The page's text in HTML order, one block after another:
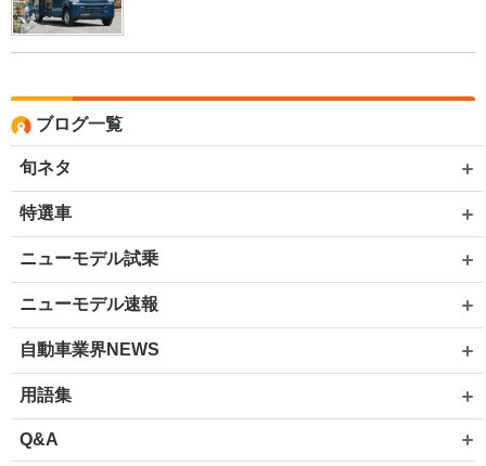
ブログ一覧
旬ネタ
特選車
ニューモデル試乗
ニューモデル速報
自動車業界NEWS
用語集
Q&A